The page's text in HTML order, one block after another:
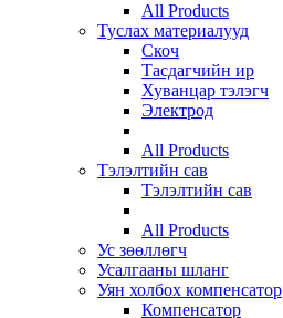
All Products
Туслах материалууд
Скоч
Тасдагчийн ир
Хуванцар тэлэгч
Электрод
All Products
Тэлэлтийн сав
Тэлэлтийн сав
All Products
Ус зөөллөгч
Усалгааны шланг
Уян холбох компенсатор
Компенсатор